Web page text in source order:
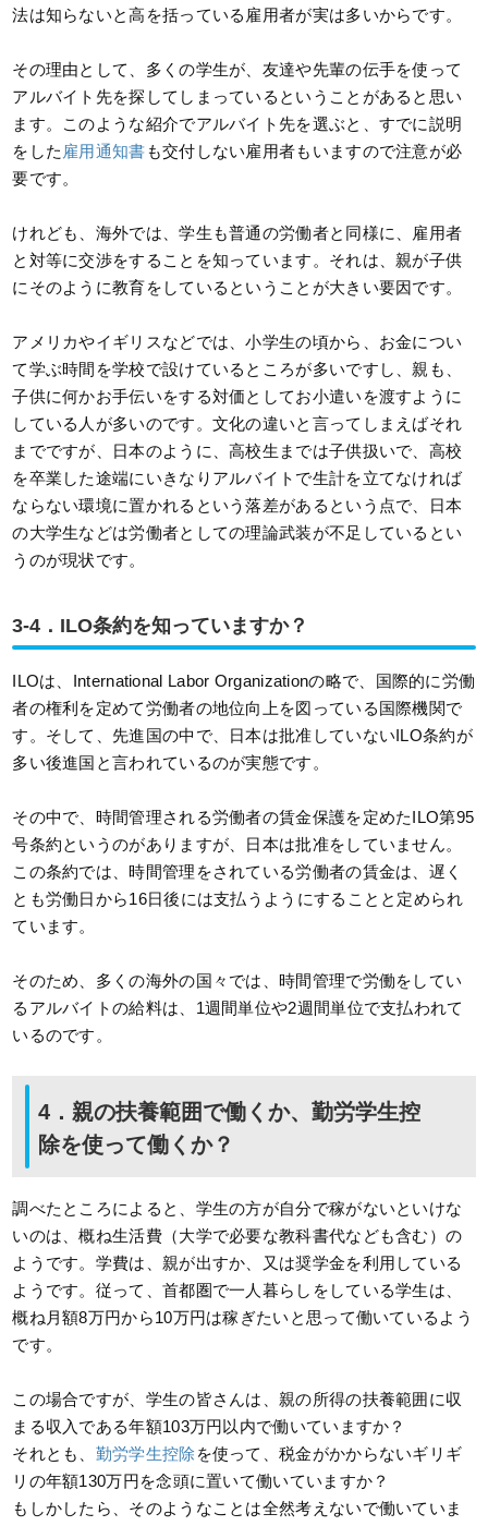
法は知らないと高を括っている雇用者が実は多いからです。
その理由として、多くの学生が、友達や先輩の伝手を使って
アルバイト先を探してしまっているということがあると思い
ます。このような紹介でアルバイト先を選ぶと、すでに説明
をした 雇用通知書も交付しない雇用者もいますので注意が必
要です。
けれども、海外では、学生も普通の労働者と同様に、雇用者
と対等に交渉をすることを知っています。それは、親が子供
にそのように教育をしているということが大きい要因です。
アメリカやイギリスなどでは、小学生の頃から、お金につい
て学ぶ時間を学校で設けているところが多いですし、親も、
子供に何かお手伝いをする対価としてお小遣いを渡すように
している人が多いのです。文化の違いと言ってしまえばそれ
までですが、日本のように、高校生までは子供扱いで、高校
を卒業した途端にいきなりアルバイトで生計を立てなければ
ならない環境に置かれるという落差があるという点で、日本
の大学生などは労働者としての理論武装が不足しているとい
うのが現状です。
3-4．ILO条約を知っていますか？
ILOは、International Labor Organizationの略で、国際的に労働
者の権利を定めて労働者の地位向上を図っている国際機関で
す。そして、先進国の中で、日本は批准していないILO条約が
多い後進国と言われているのが実態です。
その中で、時間管理される労働者の賃金保護を定めたILO第95
号条約というのがありますが、日本は批准をしていません。
この条約では、時間管理をされている労働者の賃金は、遅く
とも労働日から16日後には支払うようにすることと定められ
ています。
そのため、多くの海外の国々では、時間管理で労働をしてい
るアルバイトの給料は、1週間単位や2週間単位で支払われて
いるのです。
4．親の扶養範囲で働くか、勤労学生控
除を使って働くか？
調べたところによると、学生の方が自分で稼がないといけな
いのは、概ね生活費（大学で必要な教科書代なども含む）の
ようです。学費は、親が出すか、又は奨学金を利用している
ようです。従って、首都圏で一人暮らしをしている学生は、
概ね月額8万円から10万円は稼ぎたいと思って働いているよう
です。
この場合ですが、学生の皆さんは、親の所得の扶養範囲に収
まる収入である年額103万円以内で働いていますか？
それとも、 勤労学生控除を使って、税金がかからないギリギ
リの年額130万円を念頭に置いて働いていますか？
もしかしたら、そのようなことは全然考えないで働いていま